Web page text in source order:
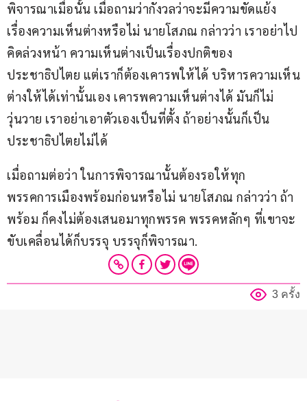
พิจารณาเมื่อนั้น เมื่อถามว่ากังวลว่าจะมีความขัดแย้ง
เรื่องความเห็นต่างหรือไม่ นายโสภณ กล่าวว่า เราอย่าไป
คิดล่วงหน้า ความเห็นต่างเป็นเรื่องปกติของ
ประชาธิปไตย แต่เราก็ต้องเคารพให้ได้ บริหารความเห็น
ต่างให้ได้เท่านั้นเอง เคารพความเห็นต่างได้ มันก็ไม่
วุ่นวาย เราอย่าเอาตัวเองเป็นที่ตั้ง ถ้าอย่างนั้นก็เป็น
ประชาธิปไตยไม่ได้
เมื่อถามต่อว่า ในการพิจารณานั้นต้องรอให้ทุก
พรรคการเมืองพร้อมก่อนหรือไม่ นายโสภณ กล่าวว่า ถ้า
พร้อม ก็คงไม่ต้องเสนอมาทุกพรรค พรรคหลักๆ ที่เขาจะ
ขับเคลื่อนได้ก็บรรจุ บรรจุก็พิจารณา.
3 ครั้ง